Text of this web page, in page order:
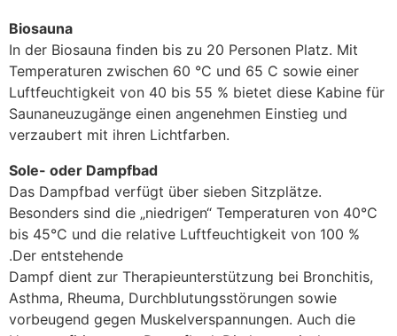
Biosauna
In der Biosauna finden bis zu 20 Personen Platz. Mit
Temperaturen zwischen 60 °C und 65 C sowie einer
Luftfeuchtigkeit von 40 bis 55 % bietet diese Kabine für
Saunaneuzugänge einen angenehmen Einstieg und
verzaubert mit ihren Lichtfarben.
Sole- oder Dampfbad
Das Dampfbad verfügt über sieben Sitzplätze.
Besonders sind die „niedrigen“ Temperaturen von 40°C
bis 45°C und die relative Luftfeuchtigkeit von 100 %
.Der entstehende
Dampf dient zur Therapieunterstützung bei Bronchitis,
Asthma, Rheuma, Durchblutungsstörungen sowie
vorbeugend gegen Muskelverspannungen. Auch die